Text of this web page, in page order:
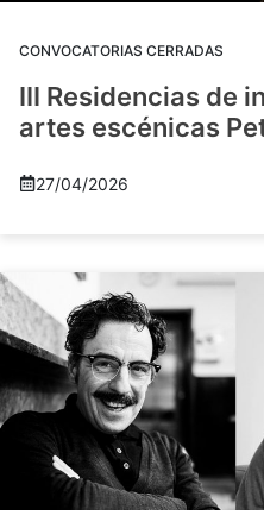
CONVOCATORIAS CERRADAS
III Residencias de
artes escénicas
27/04/2026